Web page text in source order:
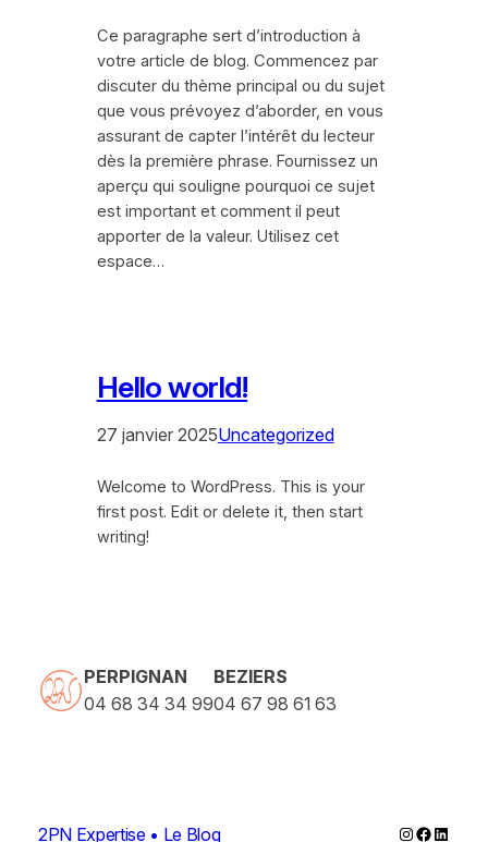
Ce paragraphe sert d’introduction à
votre article de blog. Commencez par
discuter du thème principal ou du sujet
que vous prévoyez d’aborder, en vous
assurant de capter l’intérêt du lecteur
dès la première phrase. Fournissez un
aperçu qui souligne pourquoi ce sujet
est important et comment il peut
apporter de la valeur. Utilisez cet
espace…
Hello world!
27 janvier 2025Uncategorized
Welcome to WordPress. This is your
first post. Edit or delete it, then start
writing!
PERPIGNAN
04 68 34 34 99
BEZIERS
04 67 98 61 63
2PN Expertise • Le Blog Instagram